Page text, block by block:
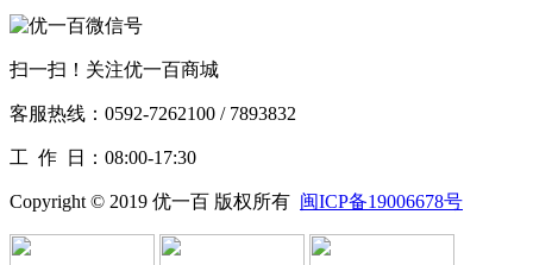
扫一扫！关注优一百商城
客服热线：0592-7262100 / 7893832
工作 日：08:00-17:30
Copyright © 2019 优一百 版权所有 闽ICP备19006678号